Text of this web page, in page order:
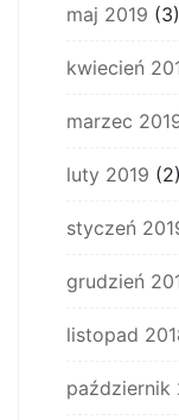
maj 2019 (3)
kwiecień
marzec
luty 2019 (2)
styczeń
grudzień
listopad
październik